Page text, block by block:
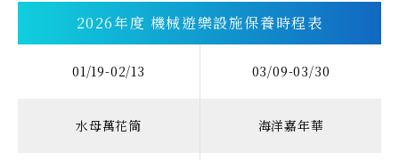
2026年度 機械遊樂設施保養時程表
01/19-02/13 03/09-03/30
水母萬花筒 海洋嘉年華